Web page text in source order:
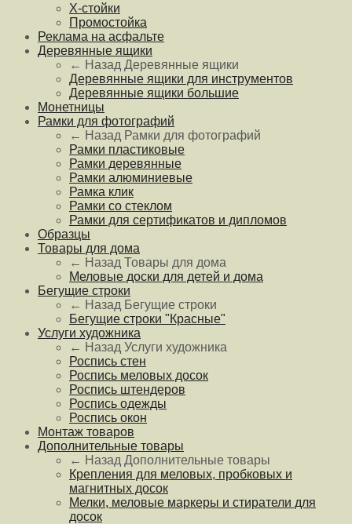
Х-стойки
Промостойка
Реклама на асфальте
Деревянные ящики
← Назад Деревянные ящики
Деревянные ящики для инструментов
Деревянные ящики большие
Монетницы
Рамки для фотографий
← Назад Рамки для фотографий
Рамки пластиковые
Рамки деревянные
Рамки алюминиевые
Рамка клик
Рамки со стеклом
Рамки для сертификатов и дипломов
Образцы
Товары для дома
← Назад Товары для дома
Меловые доски для детей и дома
Бегущие строки
← Назад Бегущие строки
Бегущие строки "Красные"
Услуги художника
← Назад Услуги художника
Роспись стен
Роспись меловых досок
Роспись штендеров
Роспись одежды
Роспись окон
Монтаж товаров
Дополнительные товары
← Назад Дополнительные товары
Крепления для меловых, пробковых и
магнитных досок
Мелки, меловые маркеры и стиратели для
досок